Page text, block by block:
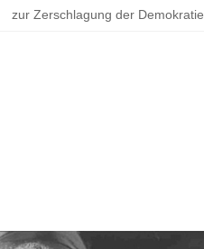
zur Zerschlagung der Demokratie